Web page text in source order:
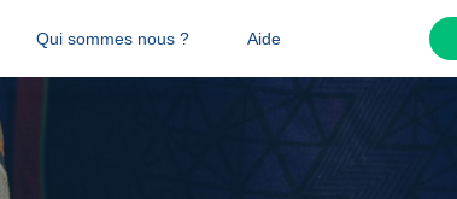
Qui sommes nous ? Aide